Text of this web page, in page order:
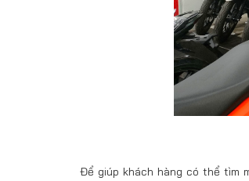
Để giúp khách hàng có thể tìm